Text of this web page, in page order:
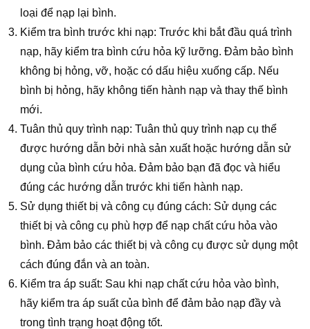
loại để nạp lại bình.
Kiểm tra bình trước khi nạp: Trước khi bắt đầu quá trình
nạp, hãy kiểm tra bình cứu hỏa kỹ lưỡng. Đảm bảo bình
không bị hỏng, vỡ, hoặc có dấu hiệu xuống cấp. Nếu
bình bị hỏng, hãy không tiến hành nạp và thay thế bình
mới.
Tuân thủ quy trình nạp: Tuân thủ quy trình nạp cụ thể
được hướng dẫn bởi nhà sản xuất hoặc hướng dẫn sử
dụng của bình cứu hỏa. Đảm bảo bạn đã đọc và hiểu
đúng các hướng dẫn trước khi tiến hành nạp.
Sử dụng thiết bị và công cụ đúng cách: Sử dụng các
thiết bị và công cụ phù hợp để nạp chất cứu hỏa vào
bình. Đảm bảo các thiết bị và công cụ được sử dụng một
cách đúng đắn và an toàn.
Kiểm tra áp suất: Sau khi nạp chất cứu hỏa vào bình,
hãy kiểm tra áp suất của bình để đảm bảo nạp đầy và
trong tình trạng hoạt động tốt.